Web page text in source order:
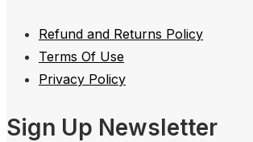
Refund and Returns Policy
Terms Of Use
Privacy Policy
Sign Up Newsletter